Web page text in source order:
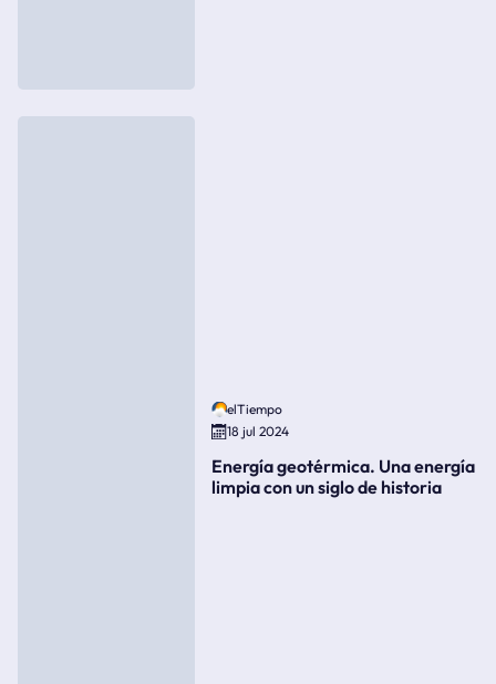
elTiempo
18 jul 2024
Energía geotérmica. Una energía
limpia con un siglo de historia